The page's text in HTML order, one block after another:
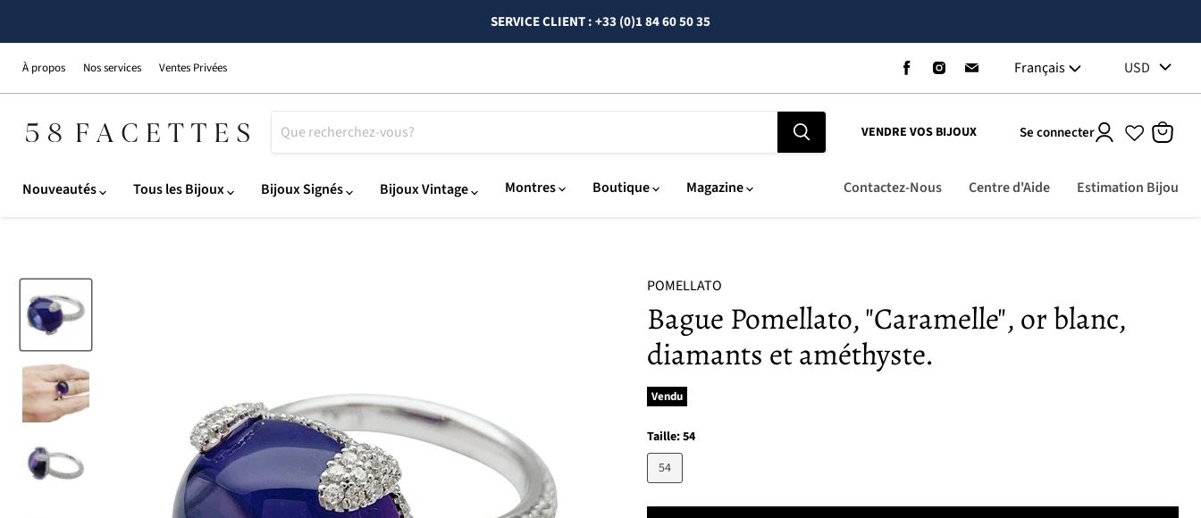
SERVICE CLIENT : +33 (0)1 84 60 50 35
À propos Nos services Ventes Privées
Trouvez-
nous
sur
Trouvez-
nous
sur
Trouvez-
sur
Français USD
VENDRE VOS BIJOUX Se connecter
panier
Nouveautés Tous les Bijoux Bijoux Signés Bijoux Vintage Montres Boutique Magazine Contactez-Nous Centre d'Aide Estimation Bijou
POMELLATO
Bague Pomellato, "Caramelle", or blanc,
diamants et améthyste.
Vendu
Taille:54
54